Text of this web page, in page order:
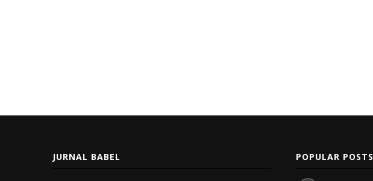
JURNAL BABEL POPULAR POSTS